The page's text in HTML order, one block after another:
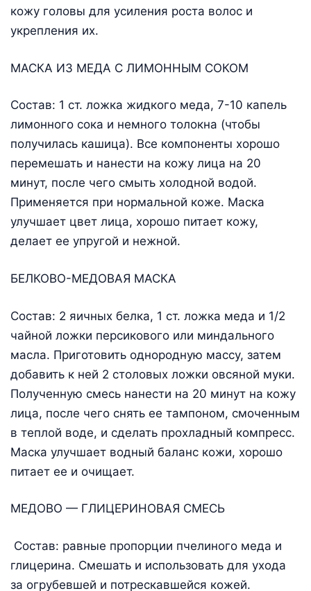
кожу головы для усиления роста волос и
укрепления их.
МАСКА ИЗ МЕДА С ЛИМОННЫМ СОКОМ
Состав: 1 ст. ложка жидкого меда, 7-10 капель
лимонного сока и немного толокна (чтобы
получилась кашица). Все компоненты хорошо
перемешать и нанести на кожу лица на 20
минут, после чего смыть холодной водой.
Применяется при нормальной коже. Маска
улучшает цвет лица, хорошо питает кожу,
делает ее упругой и нежной.
БЕЛКОВО-МЕДОВАЯ МАСКА
Состав: 2 яичных белка, 1 ст. ложка меда и 1/2
чайной ложки персикового или миндального
масла. Приготовить однородную массу, затем
добавить к ней 2 столовых ложки овсяной муки.
Полученную смесь нанести на 20 минут на кожу
лица, после чего снять ее тампоном, смоченным
в теплой воде, и сделать прохладный компресс.
Маска улучшает водный баланс кожи, хорошо
питает ее и очищает.
МЕДОВО — ГЛИЦЕРИНОВАЯ СМЕСЬ
Состав: равные пропорции пчелиного меда и
глицерина. Смешать и использовать для ухода
за огрубевшей и потрескавшейся кожей.